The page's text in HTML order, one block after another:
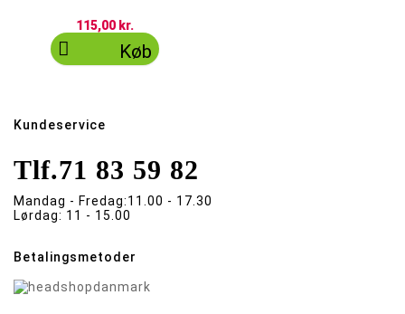
115,00 kr.
 Køb
Kundeservice
Tlf.71 83 59 82
Mandag - Fredag:11.00 - 17.30
Lørdag: 11 - 15.00
Betalingsmetoder